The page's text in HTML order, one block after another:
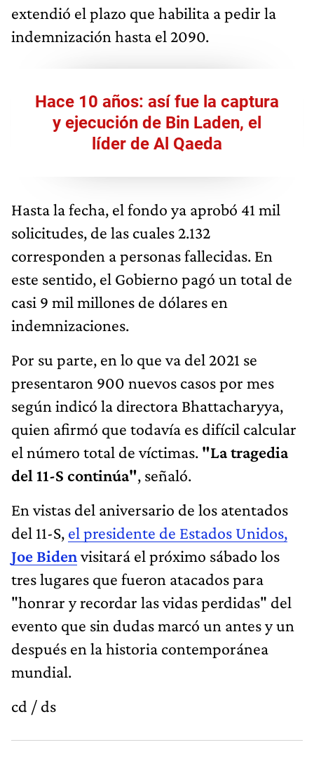
extendió el plazo que habilita a pedir la
indemnización hasta el 2090.
Hace 10 años: así fue la captura
y ejecución de Bin Laden, el
líder de Al Qaeda
Hasta la fecha, el fondo ya aprobó 41 mil
solicitudes, de las cuales 2.132
corresponden a personas fallecidas. En
este sentido, el Gobierno pagó un total de
casi 9 mil millones de dólares en
indemnizaciones.
Por su parte, en lo que va del 2021 se
presentaron 900 nuevos casos por mes
según indicó la directora Bhattacharyya,
quien afirmó que todavía es difícil calcular
el número total de víctimas. "La tragedia
del 11-S continúa", señaló.
En vistas del aniversario de los atentados
del 11-S, el presidente de Estados Unidos,
Joe Bidenvisitará el próximo sábado los
tres lugares que fueron atacados para
"honrar y recordar las vidas perdidas" del
evento que sin dudas marcó un antes y un
después en la historia contemporánea
mundial.
cd / ds